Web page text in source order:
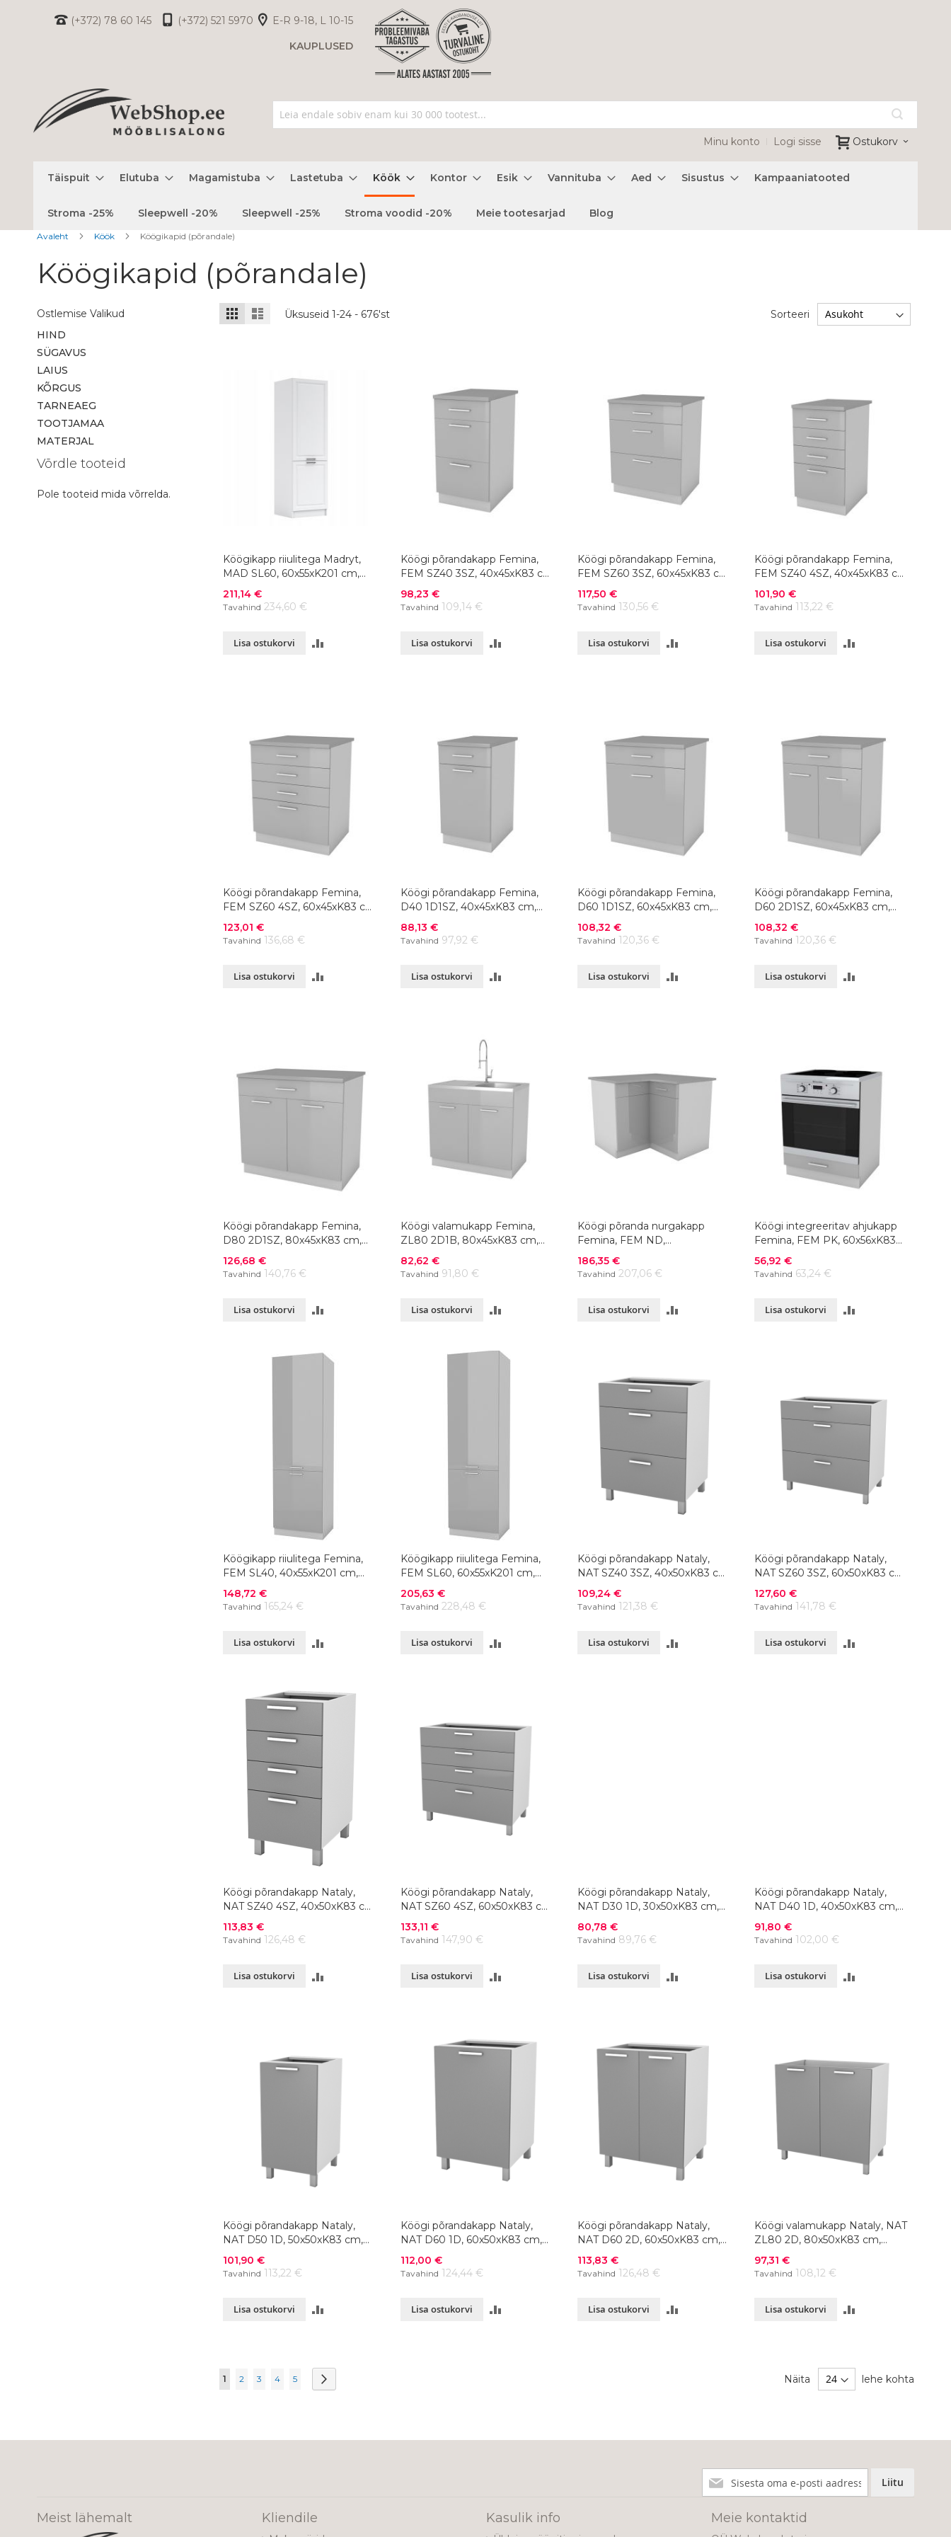
(+372) 78 60 145 (+372) 521 5970
E-R 9-18, L 10-15
KAUPLUSED
Ostukorv
Minu konto Logi sisse
Täispuit Elutuba Magamistuba Lastetuba Köök Kontor Esik Vannituba Aed Sisustus Kampaaniatooted
Stroma -25% Sleepwell -20% Sleepwell -25% Stroma voodid -20% Meie tootesarjad Blog
Avaleht Köök Köögikapid (põrandale)
Köögikapid (põrandale)
Kuvamisviis
Ruudustik
NimekiriÜksuseid1-24 - 676'st Sorteeri
Köögikapp riiulitega Madryt,
MAD SL60, 60x55xK201 cm,
värvivalik
Soodushind
211,14 €
Tavahind 234,60 €
Lisa ostukorvi
Köögi põrandakapp Femina,
FEM SZ40 3SZ, 40x45xK83 cm,
värvivalik
Soodushind
98,23 €
Tavahind 109,14 €
Lisa ostukorvi
Köögi põrandakapp Femina,
FEM SZ60 3SZ, 60x45xK83 cm,
värvivalik
Soodushind
117,50 €
Tavahind 130,56 €
Lisa ostukorvi
Köögi põrandakapp Femina,
FEM SZ40 4SZ, 40x45xK83 cm,
värvivalik
Soodushind
101,90 €
Tavahind 113,22 €
Lisa ostukorvi
Köögi põrandakapp Femina,
FEM SZ60 4SZ, 60x45xK83 cm,
värvivalik
Soodushind
123,01 €
Tavahind 136,68 €
Lisa ostukorvi
Köögi põrandakapp Femina,
D40 1D1SZ, 40x45xK83 cm,
värvivalik
Soodushind
88,13 €
Tavahind 97,92 €
Lisa ostukorvi
Köögi põrandakapp Femina,
D60 1D1SZ, 60x45xK83 cm,
värvivalik
Soodushind
108,32 €
Tavahind 120,36 €
Lisa ostukorvi
Köögi põrandakapp Femina,
D60 2D1SZ, 60x45xK83 cm,
värvivalik
Soodushind
108,32 €
Tavahind 120,36 €
Lisa ostukorvi
Köögi põrandakapp Femina,
D80 2D1SZ, 80x45xK83 cm,
Soodushind
126,68 €
Tavahind 140,76 €
Lisa ostukorvi
Köögi valamukapp Femina,
ZL80 2D1B, 80x45xK83 cm,
Soodushind
82,62 €
Tavahind 91,80 €
Lisa ostukorvi
Köögi põranda nurgakapp
Femina, FEM ND,
Soodushind
186,35 €
Tavahind 207,06 €
Lisa ostukorvi
Köögi integreeritav ahjukapp
Femina, FEM PK, 60x56xK83
Soodushind
56,92 €
Tavahind 63,24 €
Lisa ostukorvi
Köögikapp riiulitega Femina,
FEM SL40, 40x55xK201 cm,
värvivalik
Soodushind
148,72 €
Tavahind 165,24 €
Lisa ostukorvi
Köögikapp riiulitega Femina,
FEM SL60, 60x55xK201 cm,
värvivalik
Soodushind
205,63 €
Tavahind 228,48 €
Lisa ostukorvi
Köögi põrandakapp Nataly,
NAT SZ40 3SZ, 40x50xK83 cm,
värvivalik
Soodushind
109,24 €
Tavahind 121,38 €
Lisa ostukorvi
Köögi põrandakapp Nataly,
NAT SZ60 3SZ, 60x50xK83 cm,
värvivalik
Soodushind
127,60 €
Tavahind 141,78 €
Lisa ostukorvi
Köögi põrandakapp Nataly,
NAT SZ40 4SZ, 40x50xK83 cm,
värvivalik
Soodushind
113,83 €
Tavahind 126,48 €
Lisa ostukorvi
Köögi põrandakapp Nataly,
NAT SZ60 4SZ, 60x50xK83 cm,
värvivalik
Soodushind
133,11 €
Tavahind 147,90 €
Lisa ostukorvi
Köögi põrandakapp Nataly,
NAT D30 1D, 30x50xK83 cm,
värvivalik
Soodushind
80,78 €
Tavahind 89,76 €
Lisa ostukorvi
Köögi põrandakapp Nataly,
NAT D40 1D, 40x50xK83 cm,
värvivalik
Soodushind
91,80 €
Tavahind 102,00 €
Lisa ostukorvi
Köögi põrandakapp Nataly,
NAT D50 1D, 50x50xK83 cm,
värvivalik
Soodushind
101,90 €
Tavahind 113,22 €
Lisa ostukorvi
Köögi põrandakapp Nataly,
NAT D60 1D, 60x50xK83 cm,
värvivalik
Soodushind
112,00 €
Tavahind 124,44 €
Lisa ostukorvi
Köögi põrandakapp Nataly,
NAT D60 2D, 60x50xK83 cm,
värvivalik
Soodushind
113,83 €
Tavahind 126,48 €
Lisa ostukorvi
Köögi valamukapp Nataly, NAT
ZL80 2D, 80x50xK83 cm,
värvivalik
Soodushind
97,31 €
Tavahind 108,12 €
Lisa ostukorvi
Page
You're currently reading page
1 Page
2 Page
3 Page
4 Page
5 Näita lehe kohta
Ostlemise Valikud
HIND
SÜGAVUS
LAIUS
KÕRGUS
TARNEAEG
TOOTJAMAA
MATERJAL
Võrdle tooteid
Pole tooteid mida võrrelda.
meie
Liitu
Meist lähemalt Kliendile Kasulik info Meie kontaktid